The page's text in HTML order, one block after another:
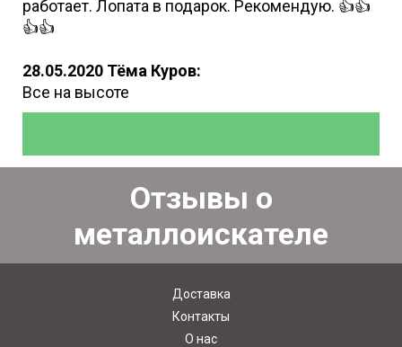
работает. Лопата в подарок. Рекомендую. 👍👍
👍👍
28.05.2020 Тёма Куров:
Все на высоте
Отзывы о
металлоискателе
Доставка
Контакты
О нас